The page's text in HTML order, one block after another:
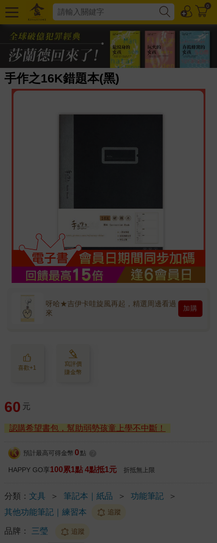
0
手作之16K錯題本(黑)
呀哈★吉伊卡哇旋風再起，精選周邊看過
來
加購
喜歡+1
寫評價
賺金幣
60 元
認購希望書包，幫助弱勢孩童上學不中斷！
預計最高可得金幣 0 點
HAPPY GO享100累1點 4點抵1元 折抵無上限
分類： 文具 ＞ 筆記本｜紙品 ＞ 功能筆記
＞
其他功能筆記｜練習本
追蹤
品牌： 三瑩 追蹤